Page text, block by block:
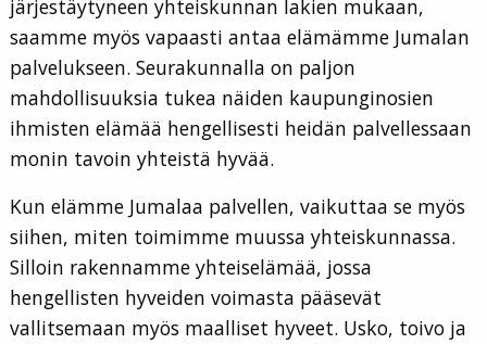
järjestäytyneen yhteiskunnan lakien mukaan,
saamme myös vapaasti antaa elämämme Jumalan
palvelukseen. Seurakunnalla on paljon
mahdollisuuksia tukea näiden kaupunginosien
ihmisten elämää hengellisesti heidän palvellessaan
monin tavoin yhteistä hyvää.
Kun elämme Jumalaa palvellen, vaikuttaa se myös
siihen, miten toimimme muussa yhteiskunnassa.
Silloin rakennamme yhteiselämää, jossa
hengellisten hyveiden voimasta pääsevät
vallitsemaan myös maalliset hyveet. Usko, toivo ja